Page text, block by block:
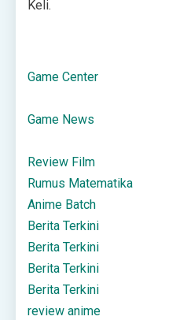
Keli.
Game Center
Game News
Review Film
Rumus Matematika
Anime Batch
Berita Terkini
Berita Terkini
Berita Terkini
Berita Terkini
review anime